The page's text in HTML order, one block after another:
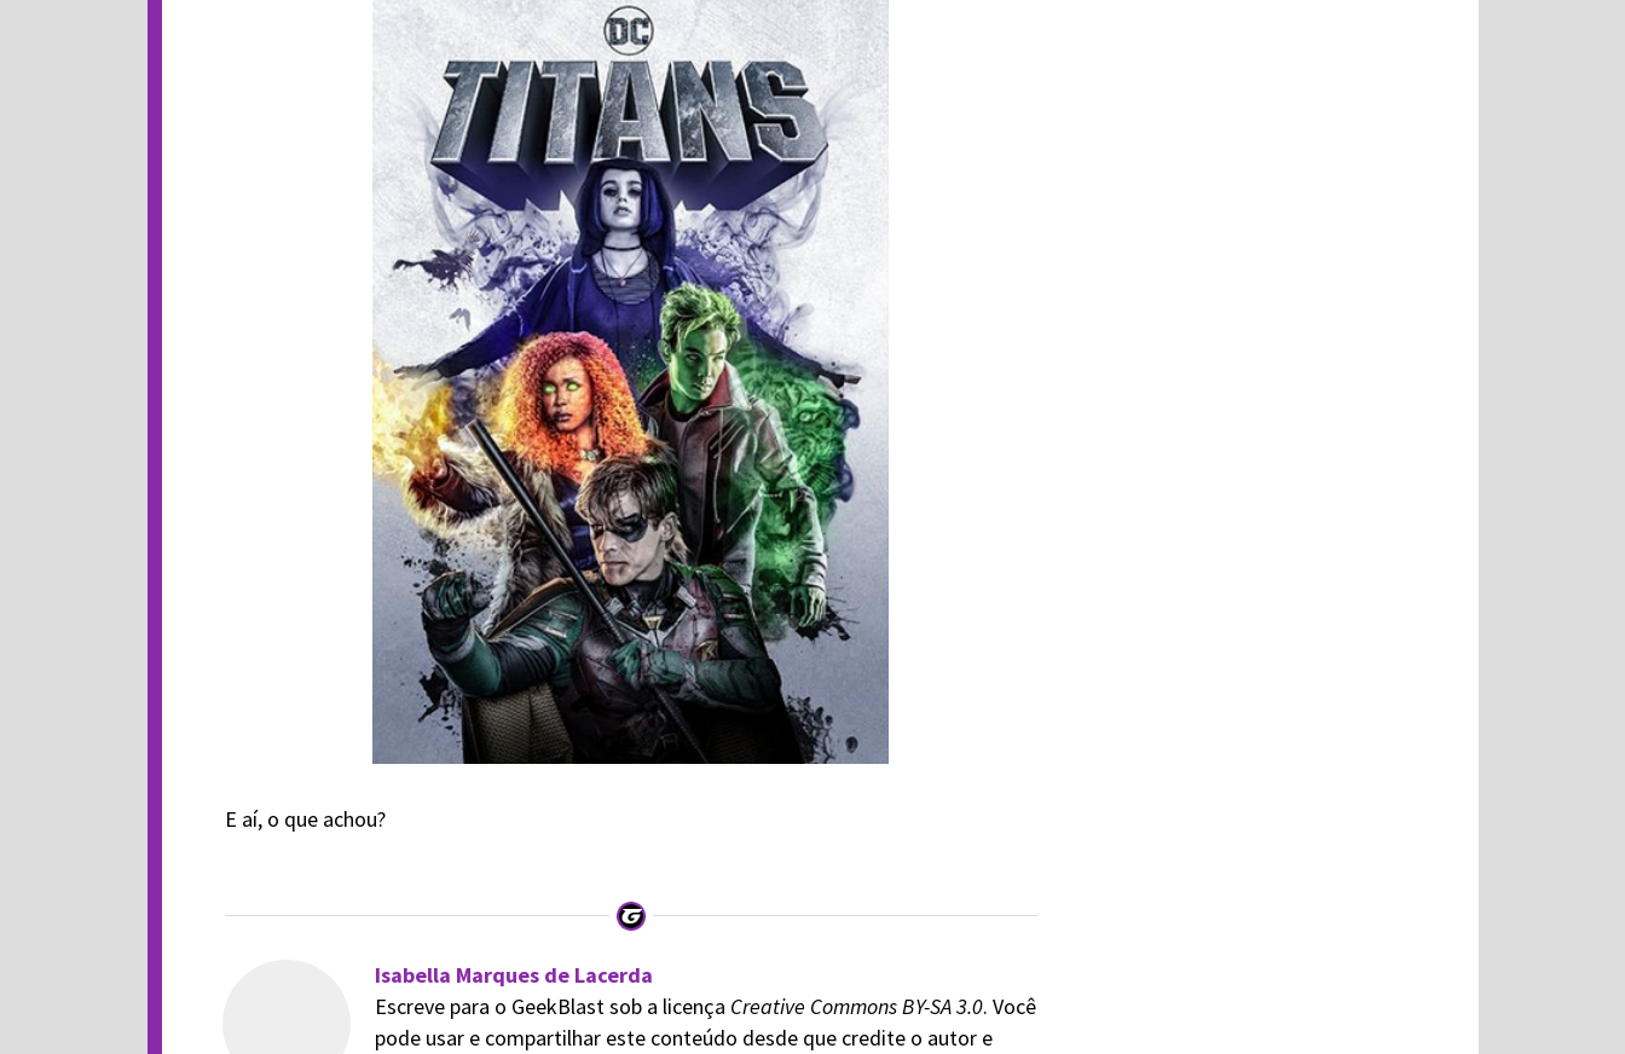
E aí, o que achou?
Isabella Marques de Lacerda
Escreve para o GeekBlast sob a licença Creative Commons BY-SA 3.0. Você
pode usar e compartilhar este conteúdo desde que credite o autor e